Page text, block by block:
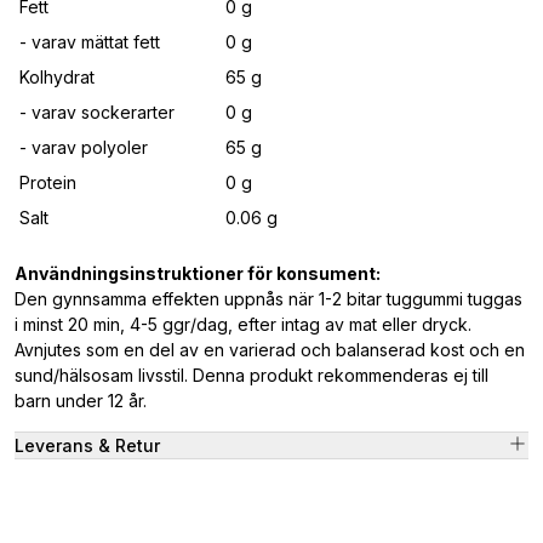
Fett
0 g
- varav mättat fett
0 g
Kolhydrat
65 g
- varav sockerarter
0 g
- varav polyoler
65 g
Protein
0 g
Salt
0.06 g
Användningsinstruktioner för konsument:
Den gynnsamma effekten uppnås när 1-2 bitar tuggummi tuggas
i minst 20 min, 4-5 ggr/dag, efter intag av mat eller dryck.
Avnjutes som en del av en varierad och balanserad kost och en
sund/hälsosam livsstil. Denna produkt rekommenderas ej till
barn under 12 år.
Leverans & Retur